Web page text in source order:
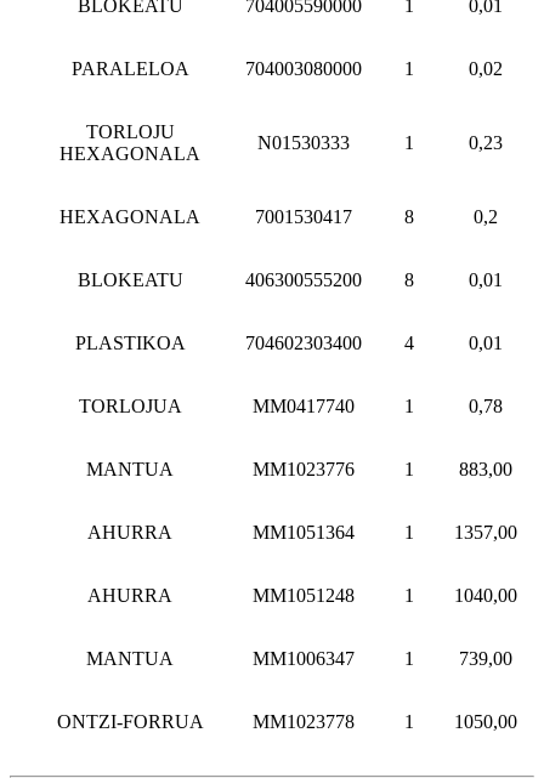
BLOKEATU 704005590000 1 0,01
PARALELOA 704003080000 1 0,02
TORLOJU
HEXAGONALA
N01530333 1 0,23
HEXAGONALA 7001530417 8 0,2
BLOKEATU 406300555200 8 0,01
PLASTIKOA 704602303400 4 0,01
TORLOJUA MM0417740 1 0,78
MANTUA MM1023776 1 883,00
AHURRA MM1051364 1 1357,00
AHURRA MM1051248 1 1040,00
MANTUA MM1006347 1 739,00
ONTZI-FORRUA MM1023778 1 1050,00